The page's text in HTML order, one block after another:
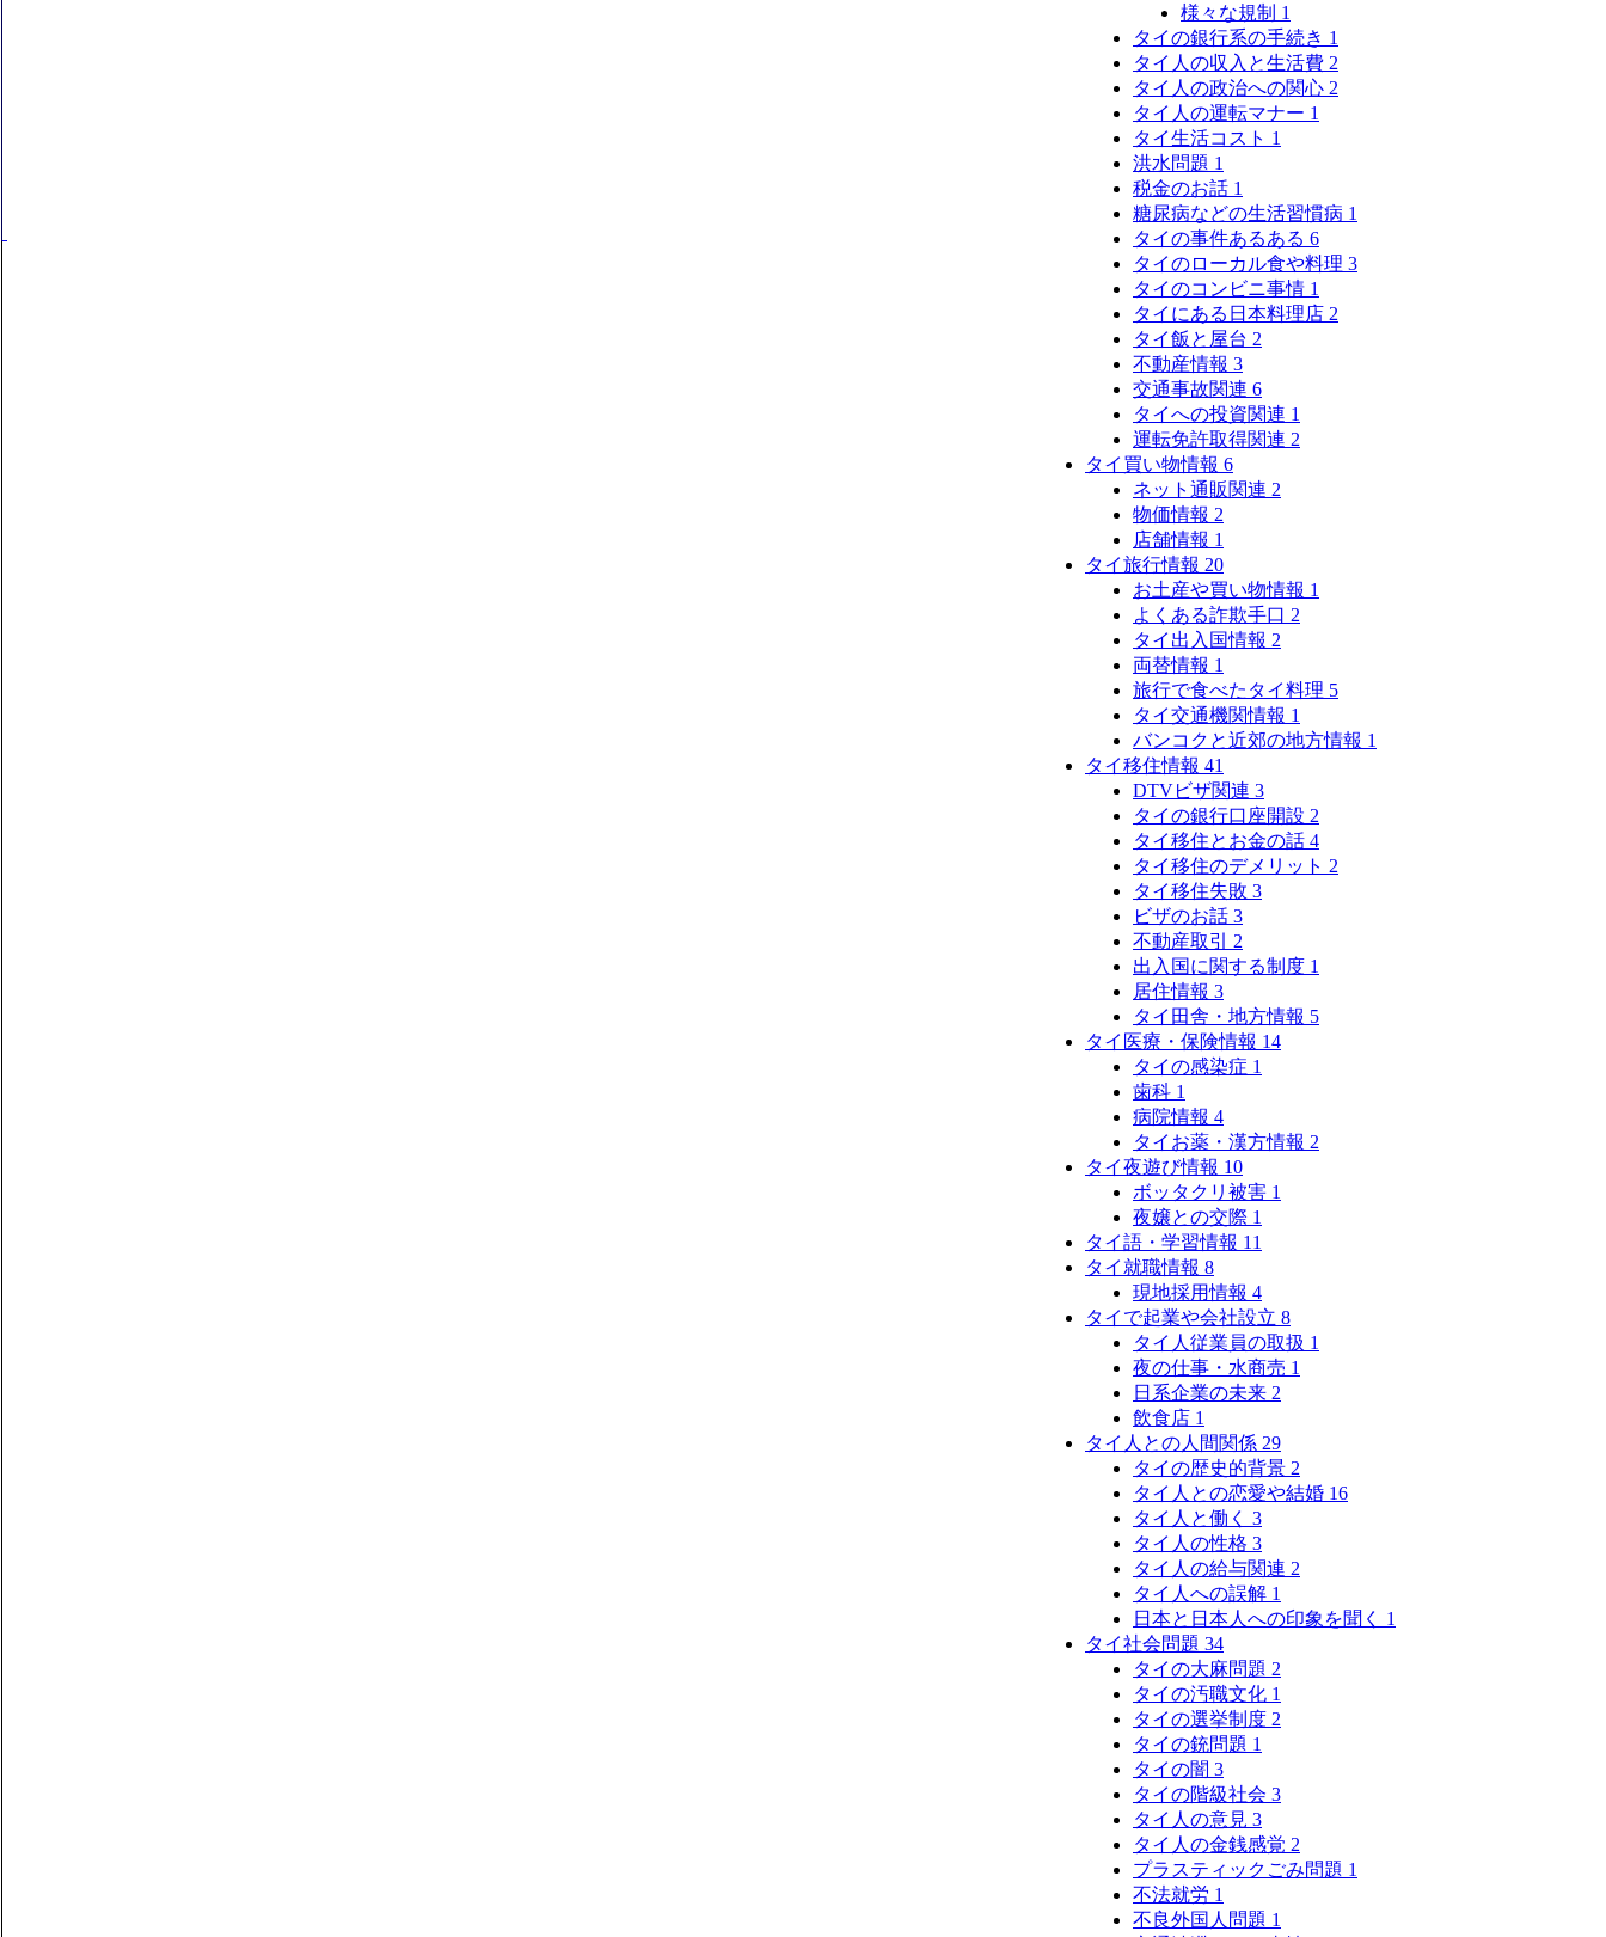
様々な規制 1
タイの銀行系の手続き 1
タイ人の収入と生活費 2
タイ人の政治への関心 2
タイ人の運転マナー 1
タイ生活コスト 1
洪水問題 1
税金のお話 1
糖尿病などの生活習慣病 1
タイの事件あるある 6
タイのローカル食や料理 3
タイのコンビニ事情 1
タイにある日本料理店 2
タイ飯と屋台 2
不動産情報 3
交通事故関連 6
タイへの投資関連 1
運転免許取得関連 2
タイ買い物情報 6
ネット通販関連 2
物価情報 2
店舗情報 1
タイ旅行情報 20
お土産や買い物情報 1
よくある詐欺手口 2
タイ出入国情報 2
両替情報 1
旅行で食べたタイ料理 5
タイ交通機関情報 1
バンコクと近郊の地方情報 1
タイ移住情報 41
DTVビザ関連 3
タイの銀行口座開設 2
タイ移住とお金の話 4
タイ移住のデメリット 2
タイ移住失敗 3
ビザのお話 3
不動産取引 2
出入国に関する制度 1
居住情報 3
タイ田舎・地方情報 5
タイ医療・保険情報 14
タイの感染症 1
歯科 1
病院情報 4
タイお薬・漢方情報 2
タイ夜遊び情報 10
ボッタクリ被害 1
夜嬢との交際 1
タイ語・学習情報 11
タイ就職情報 8
現地採用情報 4
タイで起業や会社設立 8
タイ人従業員の取扱 1
夜の仕事・水商売 1
日系企業の未来 2
飲食店 1
タイ人との人間関係 29
タイの歴史的背景 2
タイ人との恋愛や結婚 16
タイ人と働く 3
タイ人の性格 3
タイ人の給与関連 2
タイ人への誤解 1
日本と日本人への印象を聞く 1
タイ社会問題 34
タイの大麻問題 2
タイの汚職文化 1
タイの選挙制度 2
タイの銃問題 1
タイの闇 3
タイの階級社会 3
タイ人の意見 3
タイ人の金銭感覚 2
プラスティックごみ問題 1
不法就労 1
不良外国人問題 1